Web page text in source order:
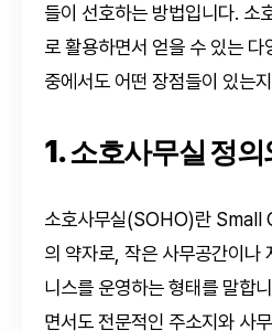
들이 선호하는 방법입니다. 소
로 활용하면서 얻을 수 있는
중에서도 어떤 장점들이 있는
1. 소호사무실 정
소호사무실(SOHO)란
의 약자로, 작은 사무공간이나
니스를 운영하는 형태를 말합
면서도 전문적인 주소지와 사